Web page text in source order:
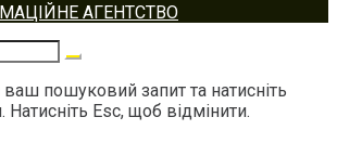
АГЕНТСТВО
ваш пошуковий запит та натисніть
Esc, щоб відмінити.